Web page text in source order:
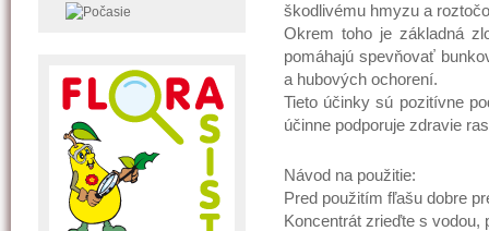
škodlivému hmyzu a
Okrem toho je základná
pomáhajú spevňovať
a hubových ochorení.
Tieto účinky sú pozitívne
účinne podporuje zdravie
Návod na použitie:
Pred použitím fľašu dobre
Koncentrát zrieďte s vodou,